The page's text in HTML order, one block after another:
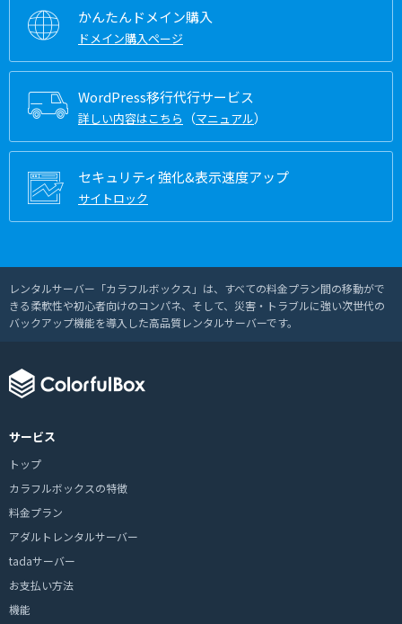
かんたんドメイン購入
ドメイン購入ページ
WordPress移行代行サービス
詳しい内容はこちら （マニュアル）
セキュリティ強化&表示速度アップ
サイトロック
レンタルサーバー「カラフルボックス」は、すべての料金プラン間の移動がで
きる柔軟性や初心者向けのコンパネ、そして、災害・トラブルに強い次世代の
バックアップ機能を導入した高品質レンタルサーバーです。
サービス
トップ
カラフルボックスの特徴
料金プラン
アダルトレンタルサーバー
tadaサーバー
お支払い方法
機能